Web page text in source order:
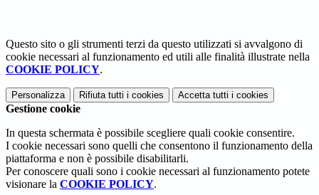
Questo sito o gli strumenti terzi da questo utilizzati si avvalgono di
cookie necessari al funzionamento ed utili alle finalità illustrate nella
COOKIE POLICY.
Personalizza Rifiuta tutti i cookies Accetta tutti i cookies
Gestione cookie
In questa schermata è possibile scegliere quali cookie consentire.
I cookie necessari sono quelli che consentono il funzionamento della
piattaforma e non è possibile disabilitarli.
Per conoscere quali sono i cookie necessari al funzionamento potete
visionare la COOKIE POLICY.